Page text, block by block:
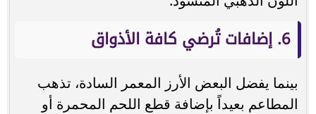
6. إضافات تُرضي كافة الأذواق
بينما يفضل البعض الأرز المعمر السادة، تذهب
المطاعم بعيداً بإضافة قطع اللحم المحمرة أو